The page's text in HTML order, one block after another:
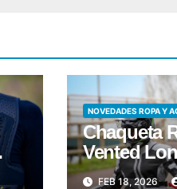
NOVEDADES ROPA Y
Chaqueta
Vented
Acerbis
FEB 18, 2026